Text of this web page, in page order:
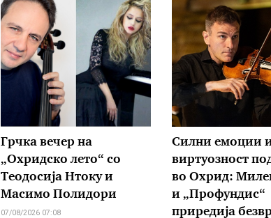
Грчка вечер на
„Охридско лето“ со
Теодосија Нтоку и
Масимо Полидори
07/08/2026 07:08
Силни емоции
виртуозност
во Охрид:
и „Профундис“
приредија